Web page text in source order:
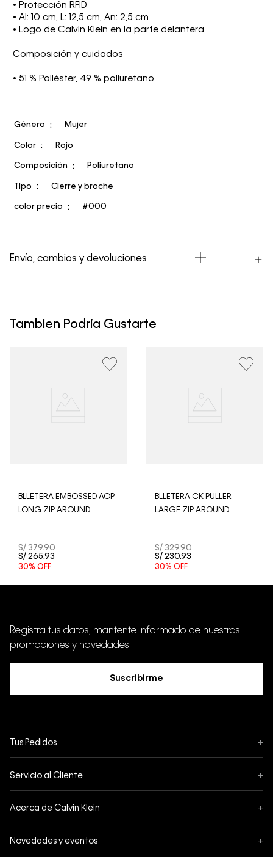
• Protección RFID
• Al: 10 cm, L: 12,5 cm, An: 2,5 cm
• Logo de Calvin Klein en la parte delantera
Composición y cuidados
• 51 % Poliéster, 49 % poliuretano
Género Mujer
Color Rojo
Composición Poliuretano
Tipo Cierre y broche
color precio #000
Envío, cambios y devoluciones
hábiles para envíos a provincia. Envíos gratis en Lima
procesará desde el día hábil siguiente. Por higiene y
aceptamos devoluciones en ropa interior y trajes de
Tambien Podría Gustarte
BLLETERA EMBOSSED AOP
LONG ZIP AROUND
S/ 379.90
S/ 265.93
30% OFF
BLLETERA CK PULLER
LARGE ZIP AROUND
S/ 329.90
S/ 230.93
30% OFF
Registra tus datos, mantente informado de nuestras
promociones y novedades.
Suscribirme
Tus Pedidos +
Formas de Pago
Servicio al Cliente +
¿Cómo comprar?
Acerca de Calvin Klein +
Novedades y eventos +